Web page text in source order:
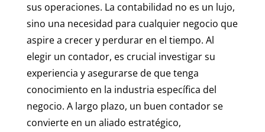
sus operaciones. La contabilidad no es un lujo,
sino una necesidad para cualquier negocio que
aspire a crecer y perdurar en el tiempo. Al
elegir un contador, es crucial investigar su
experiencia y asegurarse de que tenga
conocimiento en la industria específica del
negocio. A largo plazo, un buen contador se
convierte en un aliado estratégico,